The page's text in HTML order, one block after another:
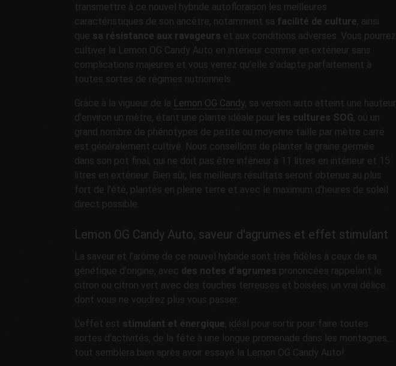
transmettre à ce nouvel hybride autofloraison les meilleures
caractéristiques de son ancêtre, notamment sa facilité de culture, ainsi
que sa résistance aux ravageurs et aux conditions adverses. Vous pourrez
cultiver la Lemon OG Candy Auto en intérieur comme en extérieur sans
complications majeures et vous verrez qu'elle s'adapte parfaitement à
toutes sortes de régimes nutrionnels.
Grâce à la vigueur de la Lemon OG Candy, sa version auto atteint une hauteur
d'environ un mètre, étant une plante idéale pour les cultures SOG, où un
grand nombre de phénotypes de petite ou moyenne taille par mètre carré
est généralement cultivé. Nous conseillons de planter la graine germée
dans son pot final, qui ne doit pas être inférieur à 11 litres en intérieur et 15
litres en extérieur. Bien sûr, les meilleurs résultats seront obtenus au plus
fort de l'été, plantés en pleine terre et avec le maximum d'heures de soleil
direct possible.
Lemon OG Candy Auto, saveur d'agrumes et effet stimulant
La saveur et l'arôme de ce nouvel hybride sont très fidèles à ceux de sa
génétique d'origine, avec des notes d'agrumes prononcées rappelant le
citron ou citron vert avec des touches terreuses et boisées, un vrai délice
dont vous ne voudrez plus vous passer.
L'effet est stimulant et énergique, idéal pour sortir pour faire toutes
sortes d'activités, de la fête à une longue promenade dans les montagnes...
tout semblera bien après avoir essayé la Lemon OG Candy Auto!